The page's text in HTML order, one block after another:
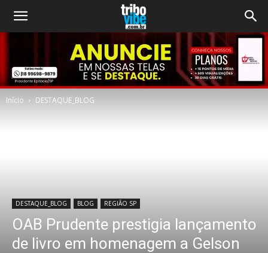
Início DESTAQUE_BLOG
DESTAQUE_BLOG BLOG REGIÃO SP
OAB Prudente prestigia lançamento
de livro em homenagem a Gelson